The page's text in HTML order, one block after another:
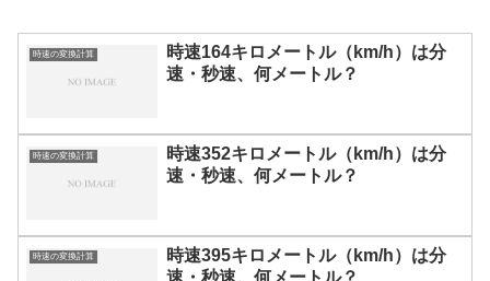
時速の変換計算
時速164キロメートル（km/h）は分
速・秒速、何メートル？
時速の変換計算
時速352キロメートル（km/h）は分
速・秒速、何メートル？
時速の変換計算
時速395キロメートル（km/h）は分
速・秒速、何メートル？